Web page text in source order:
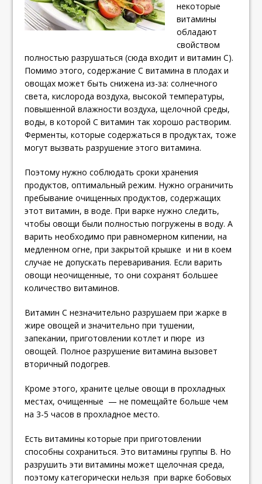
некоторые
витамины
обладают
свойством
полностью разрушаться (сюда входит и витамин С).
Помимо этого, содержание С витамина в плодах и
овощах может быть снижена из-за: солнечного
света, кислорода воздуха, высокой температуры,
повышенной влажности воздуха, щелочной среды,
воды, в которой С витамин так хорошо растворим.
Ферменты, которые содержаться в продуктах, тоже
могут вызвать разрушение этого витамина.
Поэтому нужно соблюдать сроки хранения
продуктов, оптимальный режим. Нужно ограничить
пребывание очищенных продуктов, содержащих
этот витамин, в воде. При варке нужно следить,
чтобы овощи были полностью погружены в воду. А
варить необходимо при равномерном кипении, на
медленном огне, при закрытой крышке и ни в коем
случае не допускать переваривания. Если варить
овощи неочищенные, то они сохранят большее
количество витаминов.
Витамин С незначительно разрушаем при жарке в
жире овощей и значительно при тушении,
запекании, приготовлении котлет и пюре из
овощей. Полное разрушение витамина вызовет
вторичный подогрев.
Кроме этого, храните целые овощи в прохладных
местах, очищенные — не помещайте больше чем
на 3-5 часов в прохладное место.
Есть витамины которые при приготовлении
способны сохраниться. Это витамины группы В. Но
разрушить эти витамины может щелочная среда,
поэтому категорически нельзя при варке бобовых